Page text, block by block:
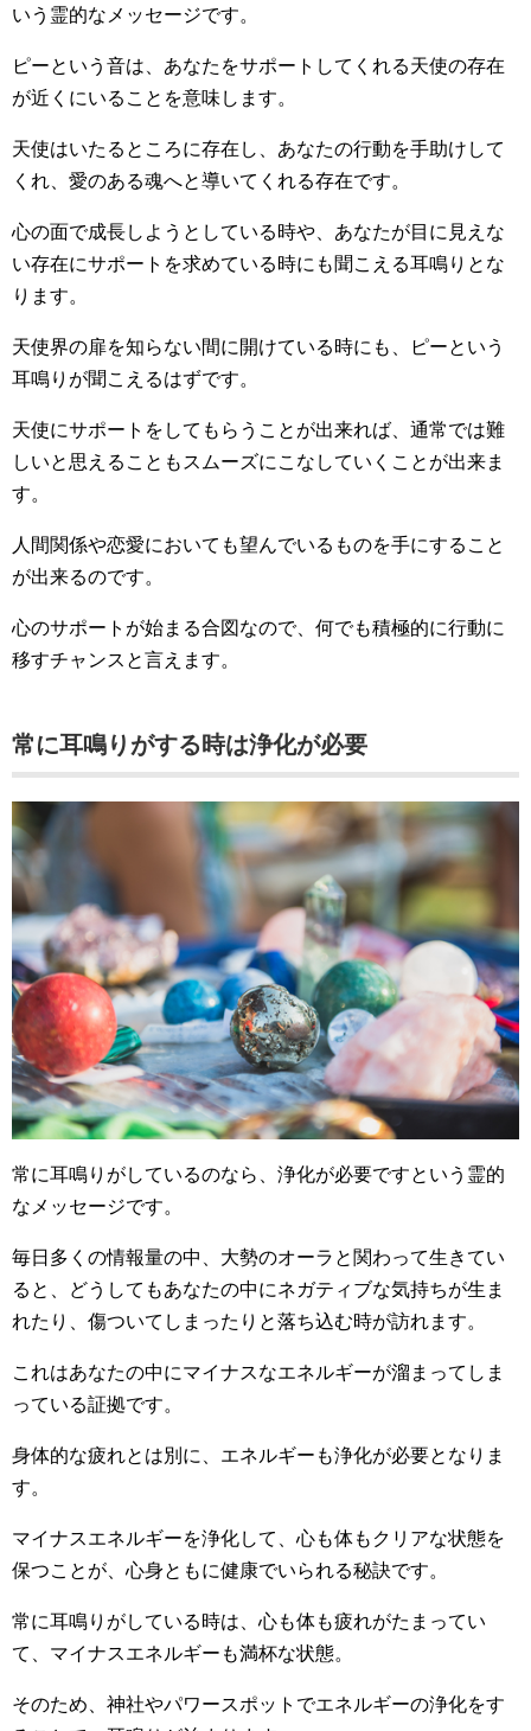
いう霊的なメッセージです。
ピーという音は、あなたをサポートしてくれる天使の存在
が近くにいることを意味します。
天使はいたるところに存在し、あなたの行動を手助けして
くれ、愛のある魂へと導いてくれる存在です。
心の面で成長しようとしている時や、あなたが目に見えな
い存在にサポートを求めている時にも聞こえる耳鳴りとな
ります。
天使界の扉を知らない間に開けている時にも、ピーという
耳鳴りが聞こえるはずです。
天使にサポートをしてもらうことが出来れば、通常では難
しいと思えることもスムーズにこなしていくことが出来ま
す。
人間関係や恋愛においても望んでいるものを手にすること
が出来るのです。
心のサポートが始まる合図なので、何でも積極的に行動に
移すチャンスと言えます。
常に耳鳴りがする時は浄化が必要
常に耳鳴りがしているのなら、浄化が必要ですという霊的
なメッセージです。
毎日多くの情報量の中、大勢のオーラと関わって生きてい
ると、どうしてもあなたの中にネガティブな気持ちが生ま
れたり、傷ついてしまったりと落ち込む時が訪れます。
これはあなたの中にマイナスなエネルギーが溜まってしま
っている証拠です。
身体的な疲れとは別に、エネルギーも浄化が必要となりま
す。
マイナスエネルギーを浄化して、心も体もクリアな状態を
保つことが、心身ともに健康でいられる秘訣です。
常に耳鳴りがしている時は、心も体も疲れがたまってい
て、マイナスエネルギーも満杯な状態。
そのため、神社やパワースポットでエネルギーの浄化をす